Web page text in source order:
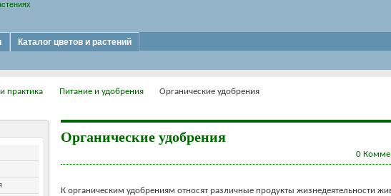
Каталог цветов и растений
практика Питание и удобрения Органические удобрения
Органические удобрения
0
К органическим удобрениям относят различные продукты жизнедеятельности